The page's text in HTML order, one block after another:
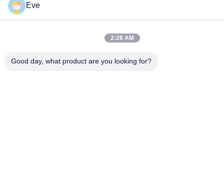
Eve
2:28 AM
Good day, what product are you looking for?